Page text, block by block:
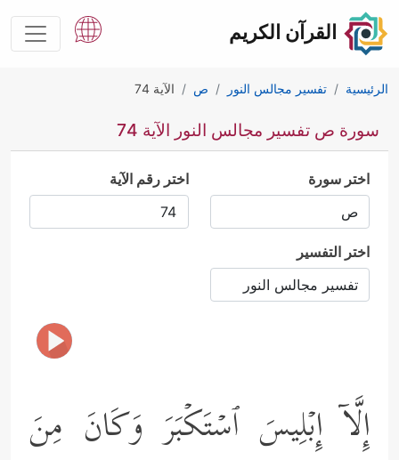
القرآن الكريم
الرئيسية تفسير مجالس النور ص الآية 74
سورة ص تفسير مجالس النور الآية 74
اختر سورة اختر رقم الآية
اختر التفسير
إِلَّاۤ إِبۡلِیسَ ٱسۡتَكۡبَرَ وَكَانَ مِنَ